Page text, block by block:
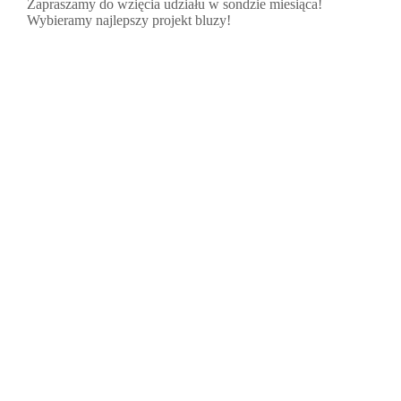
Zapraszamy do wzięcia udziału w sondzie miesiąca!
Wybieramy najlepszy projekt bluzy!